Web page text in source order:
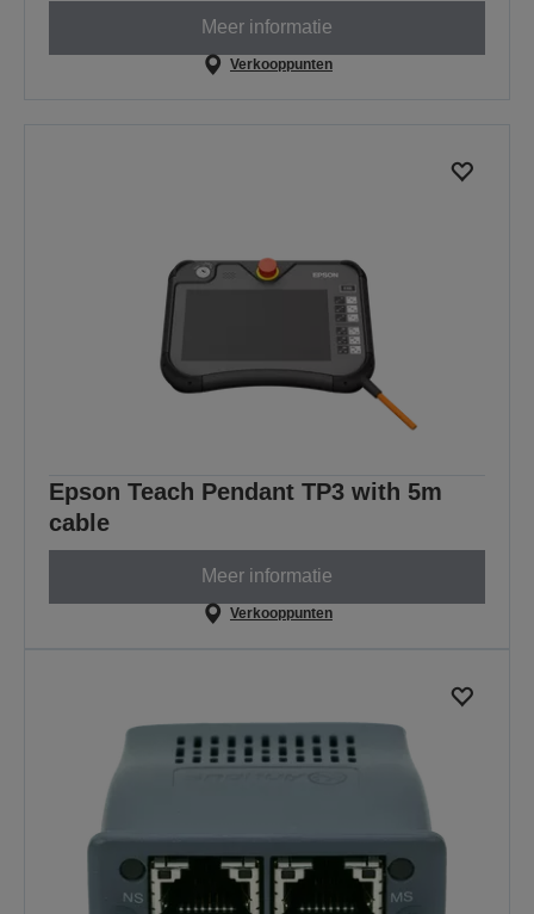
Meer informatie
Verkooppunten
Epson Teach Pendant TP3 with 5m
cable
Meer informatie
Verkooppunten